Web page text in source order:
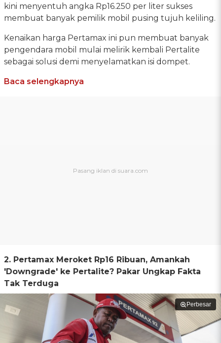
kini menyentuh angka Rp16.250 per liter sukses
membuat banyak pemilik mobil pusing tujuh keliling.
Kenaikan harga Pertamax ini pun membuat banyak
pengendara mobil mulai melirik kembali Pertalite
sebagai solusi demi menyelamatkan isi dompet.
Baca selengkapnya
2. Pertamax Meroket Rp16 Ribuan, Amankah
'Downgrade' ke Pertalite? Pakar Ungkap Fakta
Tak Terduga
Perbesar